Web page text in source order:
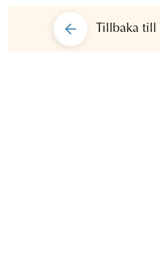
Tillbaka till